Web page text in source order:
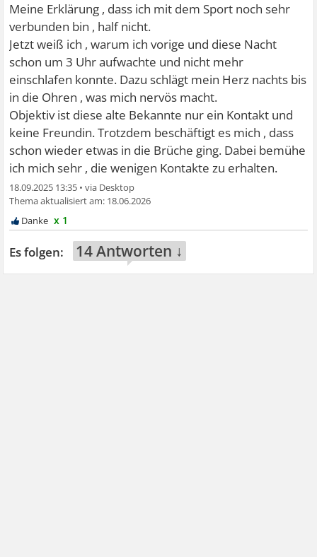
Meine Erklärung , dass ich mit dem Sport noch sehr
verbunden bin , half nicht.
Jetzt weiß ich , warum ich vorige und diese Nacht
schon um 3 Uhr aufwachte und nicht mehr
einschlafen konnte. Dazu schlägt mein Herz nachts bis
in die Ohren , was mich nervös macht.
Objektiv ist diese alte Bekannte nur ein Kontakt und
keine Freundin. Trotzdem beschäftigt es mich , dass
schon wieder etwas in die Brüche ging. Dabei bemühe
ich mich sehr , die wenigen Kontakte zu erhalten.
18.09.2025 13:35 •
18.06.2026
x 1
14 Antworten ↓